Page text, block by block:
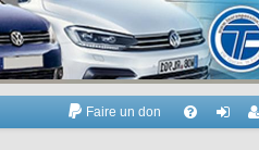
Faire un don